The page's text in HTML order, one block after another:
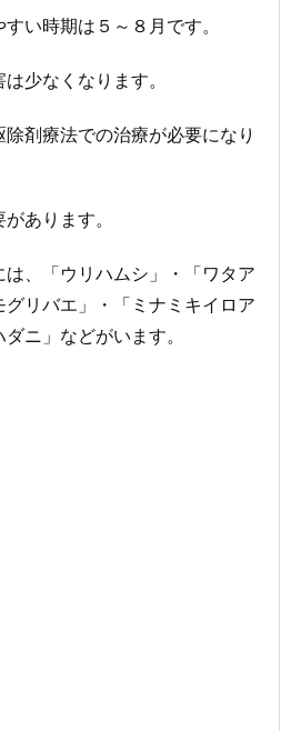
い時期は５～８月です。
少なくなります。
剤療法での治療が必要になり
あります。
、「ウリハムシ」・「ワタア
リバエ」・「ミナミキイロア
ニ」などがいます。